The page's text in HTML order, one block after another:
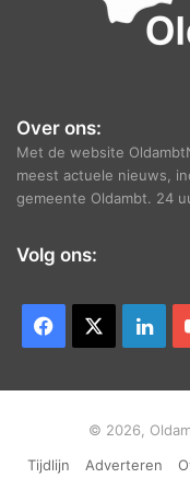
Over ons:
Met de website
meest actuele nieuws,
gemeente Oldambt. 24
Volg ons:
Facebook
© 2026,
Tijdlijn
Adverteren